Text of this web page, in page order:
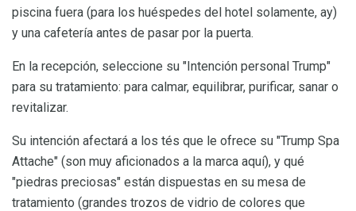
piscina fuera (para los huéspedes del hotel solamente, ay)
y una cafetería antes de pasar por la puerta.
En la recepción, seleccione su "Intención personal Trump"
para su tratamiento: para calmar, equilibrar, purificar, sanar o
revitalizar.
Su intención afectará a los tés que le ofrece su "Trump Spa
Attache" (son muy aficionados a la marca aquí), y qué
"piedras preciosas" están dispuestas en su mesa de
tratamiento (grandes trozos de vidrio de colores que